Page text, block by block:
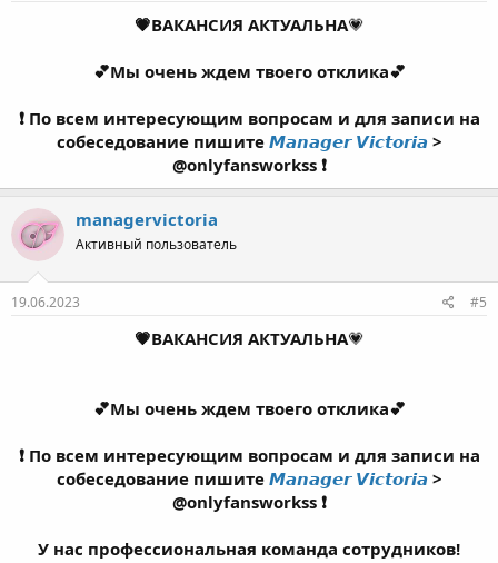
💗ВАКАНСИЯ АКТУАЛЬНА💗
💕Мы очень ждем твоего отклика💕
❗ По всем интересующим вопросам и для записи на
собеседование пишите 𝙈𝙖𝙣𝙖𝙜𝙚𝙧 𝙑𝙞𝙘𝙩𝙤𝙧𝙞𝙖>
@onlyfansworkss ❗
managervictoria
Активный пользователь
19.06.2023 #5
💗ВАКАНСИЯ АКТУАЛЬНА💗
💕Мы очень ждем твоего отклика💕
❗ По всем интересующим вопросам и для записи на
собеседование пишите 𝙈𝙖𝙣𝙖𝙜𝙚𝙧 𝙑𝙞𝙘𝙩𝙤𝙧𝙞𝙖>
@onlyfansworkss ❗
У нас профессиональная команда сотрудников!